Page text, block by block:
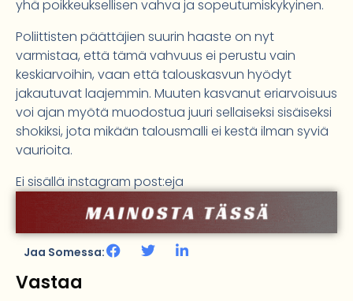
yhä poikkeuksellisen vahva ja sopeutumiskykyinen.
Poliittisten päättäjien suurin haaste on nyt
varmistaa, että tämä vahvuus ei perustu vain
keskiarvoihin, vaan että talouskasvun hyödyt
jakautuvat laajemmin. Muuten kasvanut eriarvoisuus
voi ajan myötä muodostua juuri sellaiseksi sisäiseksi
shokiksi, jota mikään talousmalli ei kestä ilman syviä
vaurioita.
Ei sisällä instagram post:eja
Jaa Somessa:
Vastaa